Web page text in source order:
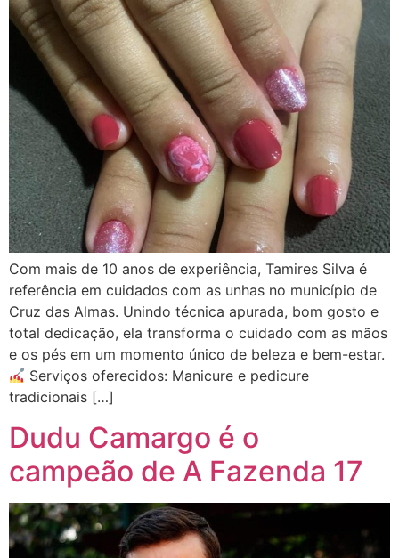
Com mais de 10 anos de experiência, Tamires Silva é
referência em cuidados com as unhas no município de
Cruz das Almas. Unindo técnica apurada, bom gosto e
total dedicação, ela transforma o cuidado com as mãos
e os pés em um momento único de beleza e bem-estar.
Serviços oferecidos: Manicure e pedicure
tradicionais […]
Dudu Camargo é o
campeão de A Fazenda 17